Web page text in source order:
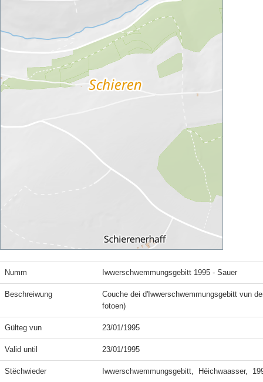
Numm Iwwerschwemmungsgebitt 1995 - Sauer
Beschreiwung
Couche dei d'Iwwerschwemmungsgebitt vun
fotoen)
Gülteg vun 23/01/1995
Valid until 23/01/1995
Stëchwieder Iwwerschwemmungsgebitt,  Héichwaasser,